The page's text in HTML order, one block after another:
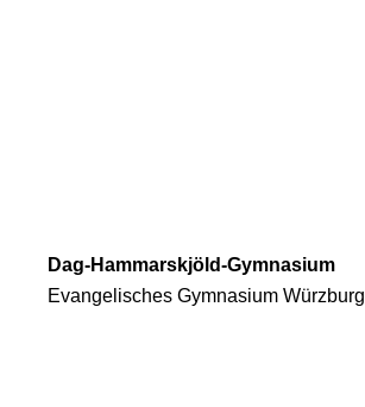
Dag-Hammarskjöld-Gymnasium
Evangelisches Gymnasium Würzburg